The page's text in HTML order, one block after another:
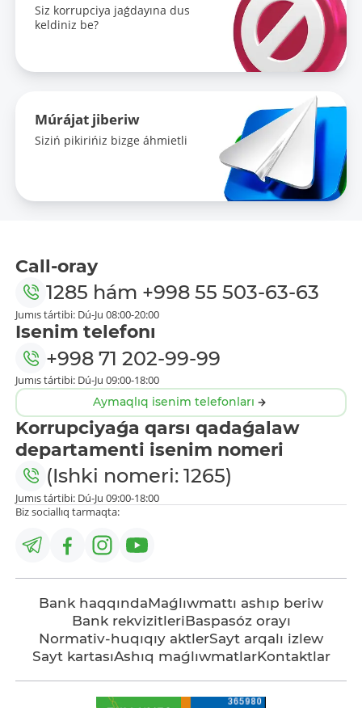
Siz korrupciya jaǵdayına dus
keldiniz be?
Múrájat jiberiw
Siziń pikirińiz bizge áhmietli
Call-oray
1285 hám +998 55 503-63-63
Jumıs tártibi: Dú-Ju 08:00-20:00
Isenim telefonı
+998 71 202-99-99
Jumıs tártibi: Dú-Ju 09:00-18:00
Aymaqlıq isenim telefonları
Korrupciyaǵa qarsı qadaǵalaw
departamenti isenim nomeri
(Ishki nomeri: 1265)
Jumıs tártibi: Dú-Ju 09:00-18:00
Biz sociallıq tarmaqta:
Bank haqqındaMaǵlıwmattı ashıp beriw
Bank rekvizitleriBaspasóz orayı
Normativ-huqıqıy aktlerSayt arqalı izlew
Sayt kartasıAshıq maǵlıwmatlarKontaktlar